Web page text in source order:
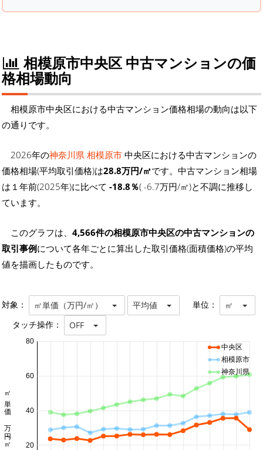
相模原市中央区 中古マンションの価
格相場動向
相模原市中央区における中古マンション価格相場の動向は以下
の通りです。
2026年の神奈川県 相模原市 中央区における中古マンションの
価格相場(平均取引価格)は28.8万円/㎡です。中古マンション相場
は１年前(2025年)に比べて -18.8％( -6.7万円/㎡)と不調に推移し
ています。
このグラフは、 4,566件の相模原市中央区の中古マンションの
取引事例について各年ごとに算出した取引価格(面積価格)の平均
値を描画したものです。
対象： ㎡単価（万円/㎡） 平均値 単位： ㎡
タッチ操作： OFF
20
40
60
80
㎡単価 万円/㎡
中央区
相模原市
神奈川県